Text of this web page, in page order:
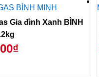
Gia đình Xanh BÌNH